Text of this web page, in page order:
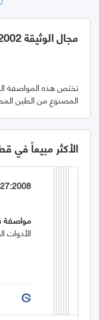
مجال الوثيقة GSO 1421:2002
تختص هذه المواصفة
المصنوع من الطين
الأكثر مبيعاً في
مواصفة
الأدوات